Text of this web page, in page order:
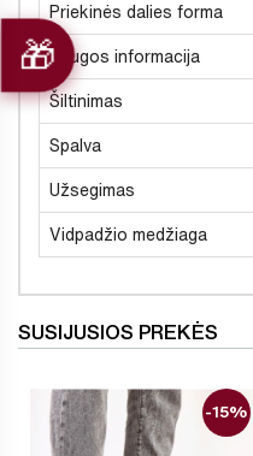
Priekinės dalies forma
Saugos informacija
Šiltinimas
Spalva
Užsegimas
Vidpadžio medžiaga
SUSIJUSIOS PREKĖS
-15%